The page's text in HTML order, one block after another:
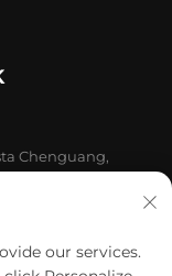
Chenguang,
our services.